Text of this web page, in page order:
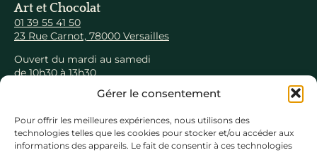
Gérer le consentement
Pour offrir les meilleures expériences, nous utilisons des
technologies telles que les cookies pour stocker et/ou accéder aux
informations des appareils. Le fait de consentir à ces technologies
Art et Chocolat
01 39 55 41 50
23 Rue Carnot, 78000 Versailles
Ouvert du mardi au samedi
de 10h30 à 13h30
Naviguer
Collections